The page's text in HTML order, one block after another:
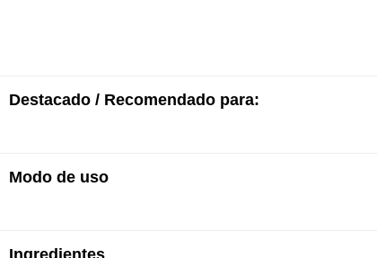
Destacado / Recomendado para:
· No pegajoso
Modo de uso
Ingredientes